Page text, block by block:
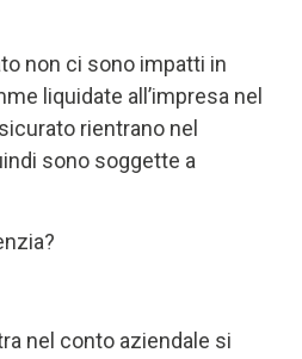
non ci sono impatti in
liquidate all’impresa nel
rientrano nel
sono soggette a
nel conto aziendale si